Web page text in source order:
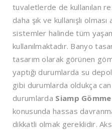
tuvaletlerde de kullanılan
daha şık ve kullanışlı
sistemler halinde tüm
kullanılmaktadır. Banyo
tasarım olarak görünen
yaptığı durumlarda su
gibi durumlarda oldukça can
durumlarda Siamp
konusunda hassas
dikkatli olmak gereklidir.